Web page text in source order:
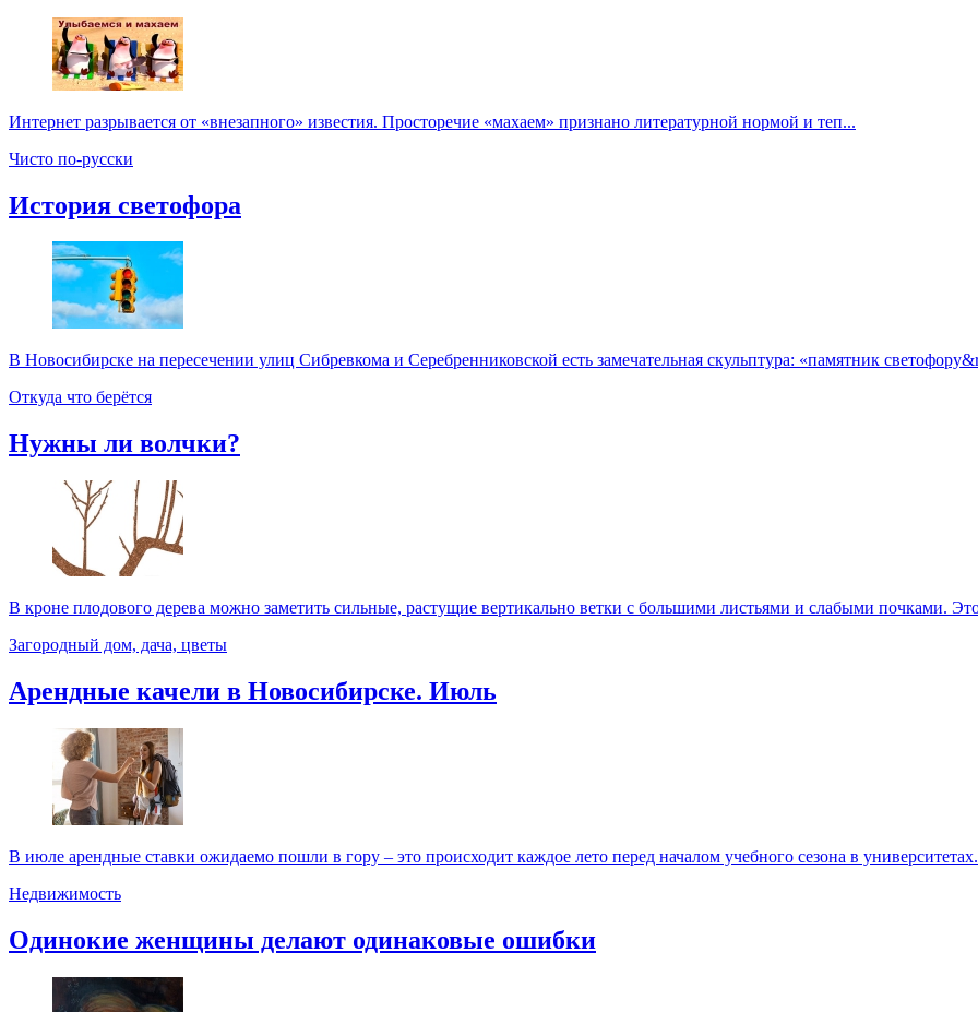
Интернет разрывается от «внезапного» известия. Просторечие «махаем» признано литературной нормой и теп...
Чисто по-русски
История светофора
В Новосибирске на пересечении улиц Сибревкома и Серебренниковской есть замечательная скульптура: «памятник
Откуда что берётся
Нужны ли волчки?
В кроне плодового дерева можно заметить сильные, растущие вертикально ветки с большими листьями и слабыми почками.
Загородный дом, дача, цветы
Арендные качели в Новосибирске. Июль
В июле арендные ставки ожидаемо пошли в гору – это происходит каждое лето перед началом учебного сезона в
Недвижимость
Одинокие женщины делают одинаковые ошибки